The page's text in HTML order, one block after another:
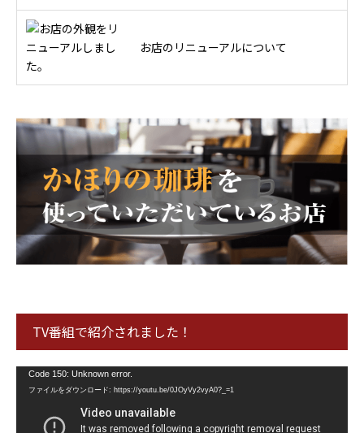
お店のリニューアルについて
TV番組で紹介されました！
Code 150: Unknown error.
ファイルをダウンロード: https://youtu.be/0JOyVy2vyA0?_=1